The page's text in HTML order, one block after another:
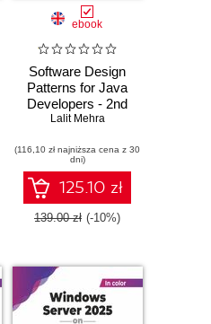
ebook
Software Design
Patterns for Java
Developers - 2nd
Edition
Lalit Mehra
(116,10 zł najniższa cena z 30
dni)
125.10 zł
139.00 zł (-10%)